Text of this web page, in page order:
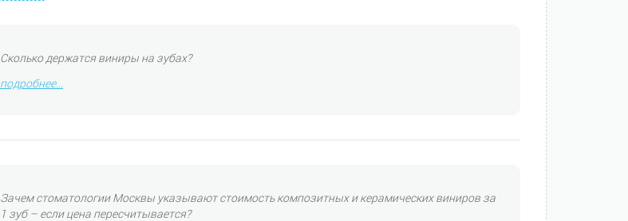
Сколько держатся виниры на зубах?
подробнее...
Зачем стоматологии Москвы указывают стоимость композитных и керамических виниров за
1 зуб – если цена пересчитывается?